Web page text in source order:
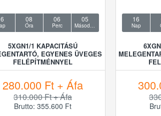
08
Óra
06
Perc
04
Másodperc
5XGN1/1 KAPACITÁSÚ
EGYENES ÜVEGES
FELÉPÍTMÉNNYEL
280.000 Ft + Áfa
310.000 Ft + Áfa
Brutto: 355.600 Ft
16
Nap